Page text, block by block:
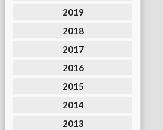
2019
2018
2017
2016
2015
2014
2013